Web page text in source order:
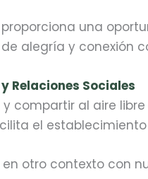
proporciona una
alegría y conexión
Relaciones Sociales
y compartir al aire
el
otro contexto con